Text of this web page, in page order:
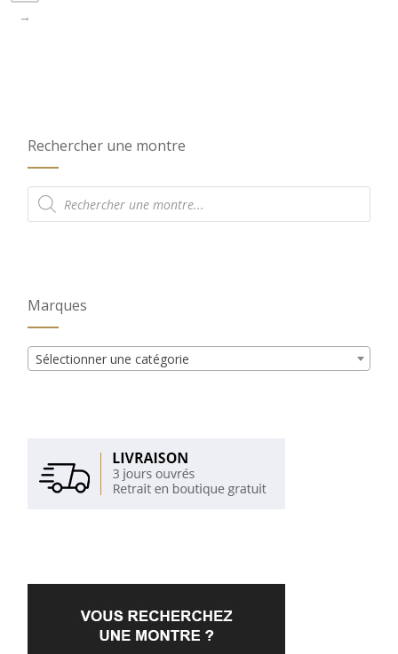
→
Rechercher une montre
Recherche
de
produits
Marques
Sélectionner une catégorie